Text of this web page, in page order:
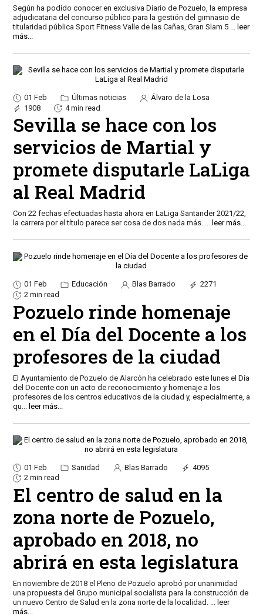
Según ha podido conocer en exclusiva Diario de Pozuelo, la empresa
adjudicataria del concurso público para la gestión del gimnasio de
titularidad pública Sport Fitness Valle de las Cañas, Gran Slam 5 ... leer
más...
01 Feb Últimas noticias
Álvaro de la Losa
1908
4 min read
Sevilla se hace con los
servicios de Martial y
promete disputarle LaLiga
al Real Madrid
Con 22 fechas efectuadas hasta ahora en LaLiga Santander 2021/22,
la carrera por el título parece ser cosa de dos nada más. ... leer más...
01 Feb Educación Blas Barrado
2271
2 min read
Pozuelo rinde homenaje
en el Día del Docente a los
profesores de la ciudad
El Ayuntamiento de Pozuelo de Alarcón ha celebrado este lunes el Día
del Docente con un acto de reconocimiento y homenaje a los
profesores de los centros educativos de la ciudad y, especialmente, a
qu
leer más...
01 Feb Sanidad Blas Barrado
4095
2 min read
El centro de salud en la
zona norte de Pozuelo,
aprobado en 2018, no
abrirá en esta legislatura
En noviembre de 2018 el Pleno de Pozuelo aprobó por unanimidad
una propuesta del Grupo municipal socialista para la construcción de
un nuevo Centro de Salud en la zona norte de la localidad.
leer
más...